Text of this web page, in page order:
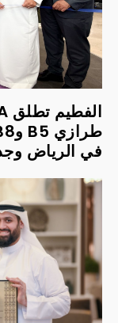
في الرياض